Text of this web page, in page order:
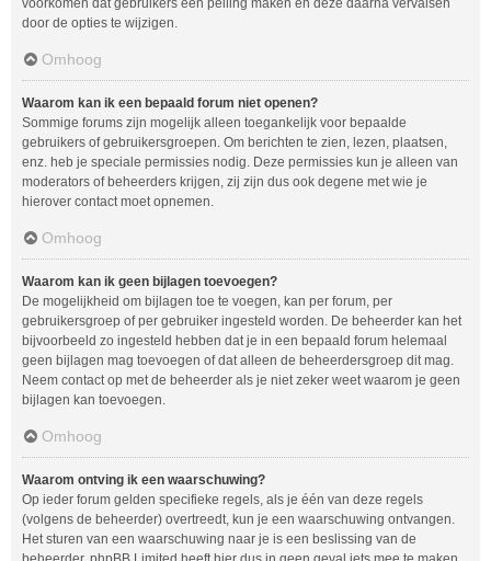
voorkomen dat gebruikers een peiling maken en deze daarna vervalsen
door de opties te wijzigen.
Omhoog
Waarom kan ik een bepaald forum niet openen?
Sommige forums zijn mogelijk alleen toegankelijk voor bepaalde
gebruikers of gebruikersgroepen. Om berichten te zien, lezen, plaatsen,
enz. heb je speciale permissies nodig. Deze permissies kun je alleen van
moderators of beheerders krijgen, zij zijn dus ook degene met wie je
hierover contact moet opnemen.
Omhoog
Waarom kan ik geen bijlagen toevoegen?
De mogelijkheid om bijlagen toe te voegen, kan per forum, per
gebruikersgroep of per gebruiker ingesteld worden. De beheerder kan het
bijvoorbeeld zo ingesteld hebben dat je in een bepaald forum helemaal
geen bijlagen mag toevoegen of dat alleen de beheerdersgroep dit mag.
Neem contact op met de beheerder als je niet zeker weet waarom je geen
bijlagen kan toevoegen.
Omhoog
Waarom ontving ik een waarschuwing?
Op ieder forum gelden specifieke regels, als je één van deze regels
(volgens de beheerder) overtreedt, kun je een waarschuwing ontvangen.
Het sturen van een waarschuwing naar je is een beslissing van de